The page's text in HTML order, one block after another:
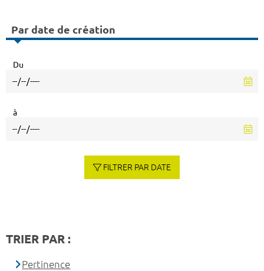
Par date de création
Du
à
FILTRER PAR DATE
TRIER PAR :
Pertinence